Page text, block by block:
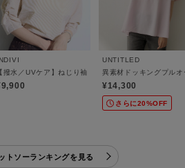
プルオーバー
【撥水／UVケア】ねじり袖サッカートップス
UNTITLED
異素材ドッキングプルオ
¥14,300
さらに20%OFF
トソーランキングを見る